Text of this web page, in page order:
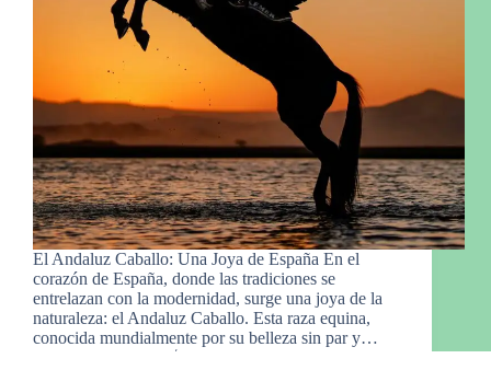
El Andaluz Caballo: Una Joya de España En el
corazón de España, donde las tradiciones se
entrelazan con la modernidad, surge una joya de la
naturaleza: el Andaluz Caballo. Esta raza equina,
conocida mundialmente por su belleza sin par y…